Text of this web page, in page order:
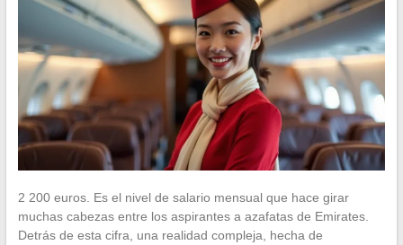
2 200 euros. Es el nivel de salario mensual que hace girar
muchas cabezas entre los aspirantes a azafatas de Emirates.
Detrás de esta cifra, una realidad compleja, hecha de